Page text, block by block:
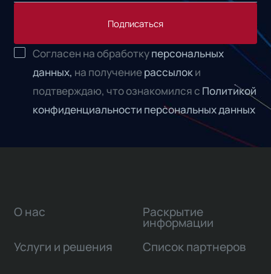
Подписаться
Согласен на обработкуперсональных
данных, на получениерассылоки
подтверждаю, что ознакомился с Политикой
конфиденциальности персональных данных
О нас
Услуги и решения
Раскрытие
информации
Список партнеров